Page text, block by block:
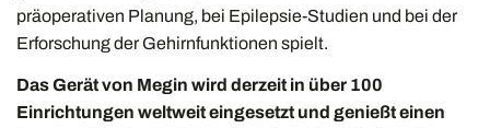
präoperativen Planung, bei Epilepsie-Studien und bei der
Erforschung der Gehirnfunktionen spielt.
Das Gerät von Megin wird derzeit in über 100
Einrichtungen weltweit eingesetzt und genießt einen